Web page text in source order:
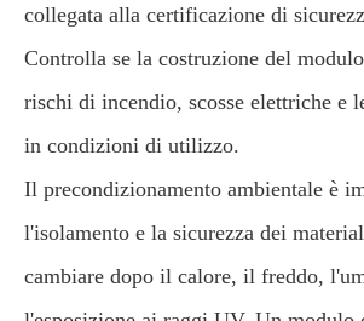
collegata alla certificazione di
Controlla se la costruzione del
rischi di incendio, scosse elettriche e
in condizioni di utilizzo.
Il precondizionamento ambientale è
l'isolamento e la sicurezza dei
cambiare dopo il calore, il freddo,